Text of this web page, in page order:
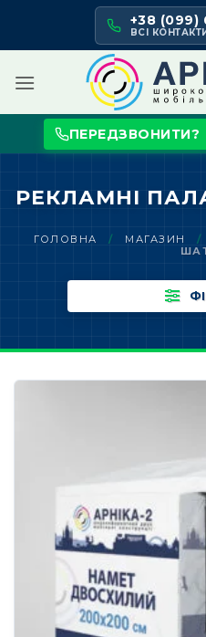
content
+38 (099)
ВСІ
ПЕРЕДЗВОНИТИ?
РЕКЛАМНІ
ГОЛОВНА / МАГАЗИН /